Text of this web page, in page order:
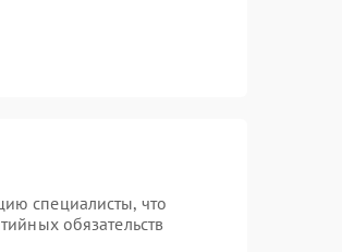
специалисты, что
обязательств